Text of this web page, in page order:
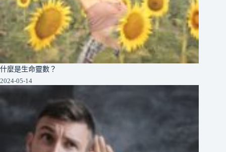
什麼是生命靈數？
2024-05-14